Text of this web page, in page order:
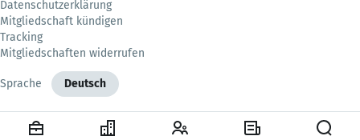
Datenschutzerklärung
Mitgliedschaft kündigen
Tracking
Mitgliedschaften widerrufen
Sprache Deutsch